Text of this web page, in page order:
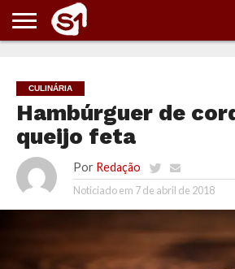
CULINÁRIA
Hambúrguer de
queijo feta
Por Redação
Noticiado em 7 de abril de 2018